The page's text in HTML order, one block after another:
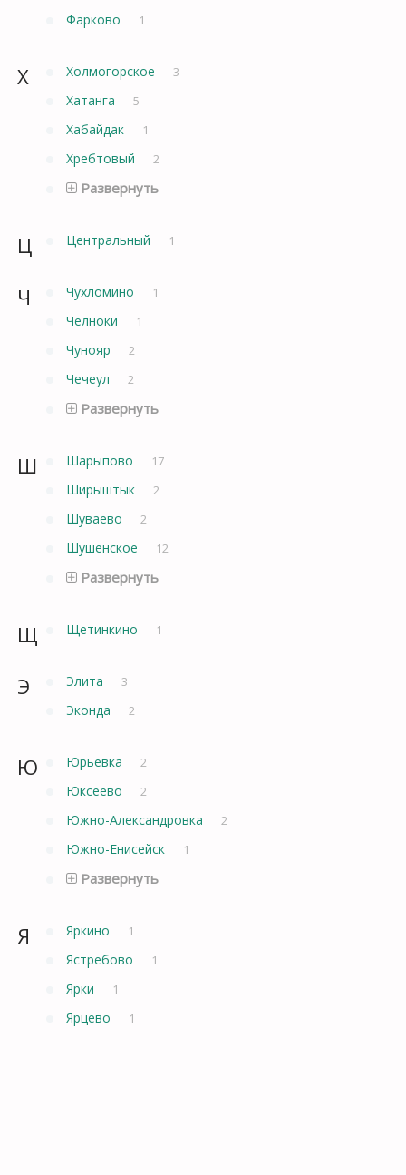
Фарково 1
Х Холмогорское 3
Хатанга 5
Хабайдак 1
Хребтовый 2
Развернуть
Ц Центральный 1
Ч Чухломино 1
Челноки 1
Чунояр 2
Чечеул 2
Развернуть
Ш Шарыпово 17
Ширыштык 2
Шуваево 2
Шушенское 12
Развернуть
Щ Щетинкино 1
Э Элита 3
Эконда 2
Ю Юрьевка 2
Юксеево 2
Южно-Александровка 2
Южно-Енисейск 1
Развернуть
Я Яркино 1
Ястребово 1
Ярки 1
Ярцево 1